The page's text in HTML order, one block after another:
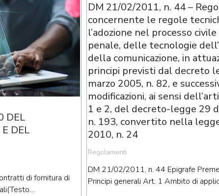
DEL
DEL
di fornitura di
DM 21/02/2011, n. 44 –
concernente le regole
l’adozione nel processo
penale, delle tecnologie
della comunicazione, in
principi previsti dal decreto
marzo 2005, n. 82, e
modificazioni, ai sensi
1 e 2, del decreto-legge 29
n. 193, convertito nella
2010, n. 24
Regolamenti
DM 21/02/2011, n. 44 Epigrafe
Principi generali Art. 1 Ambito di